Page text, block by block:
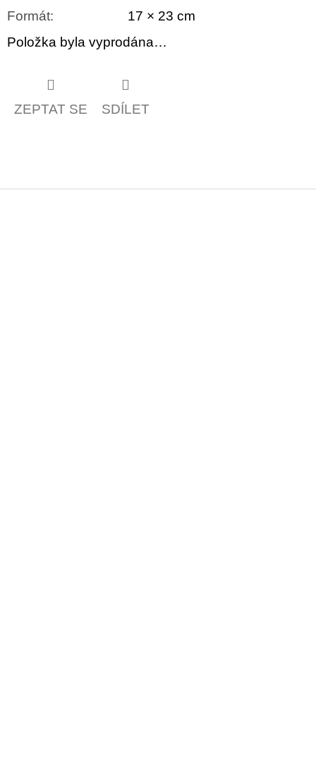
Formát:
17 × 23 cm
Položka byla vyprodána…
ZEPTAT SE SDÍLET